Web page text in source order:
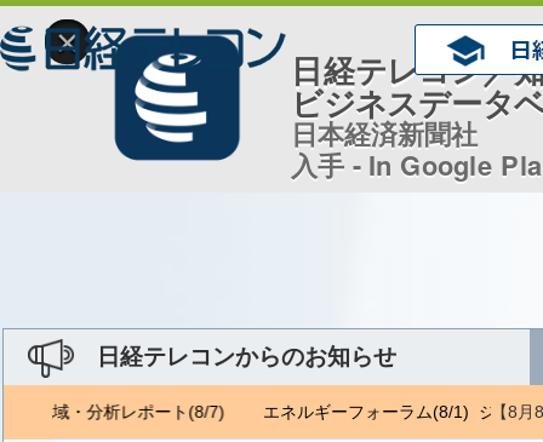
×
日経テレコン／
ビジネスデータ
日本経済新聞社
入手 - In Google
日経テレコンからのお知らせ
【8月
ロ地域・分析レポート(8/7) エネルギーフォーラム(8/1) ジェト